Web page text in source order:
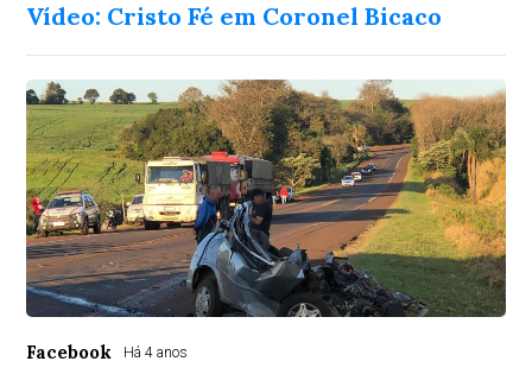
Vídeo: Cristo Fé em Coronel Bicaco
Facebook Há 4 anos